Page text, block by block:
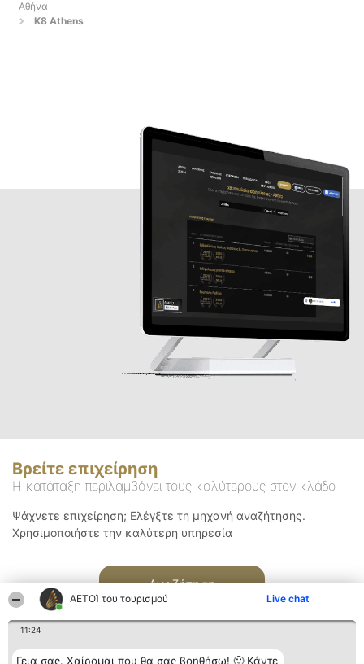
ΑΕΤΟΊ του τουρισμού Live chat
11:24
Γεια σας. Χαίρομαι που θα σας βοηθήσω! 🙂 Κάντε
Αθήνα
K8 Athens
Βρείτε επιχείρηση
Η κατάταξη περιλαμβάνει τους καλύτερους στον κλάδο
Ψάχνετε επιχείρηση; Ελέγξτε τη μηχανή αναζήτησης.
Χρησιμοποιήστε την καλύτερη υπηρεσία
Αναζήτηση